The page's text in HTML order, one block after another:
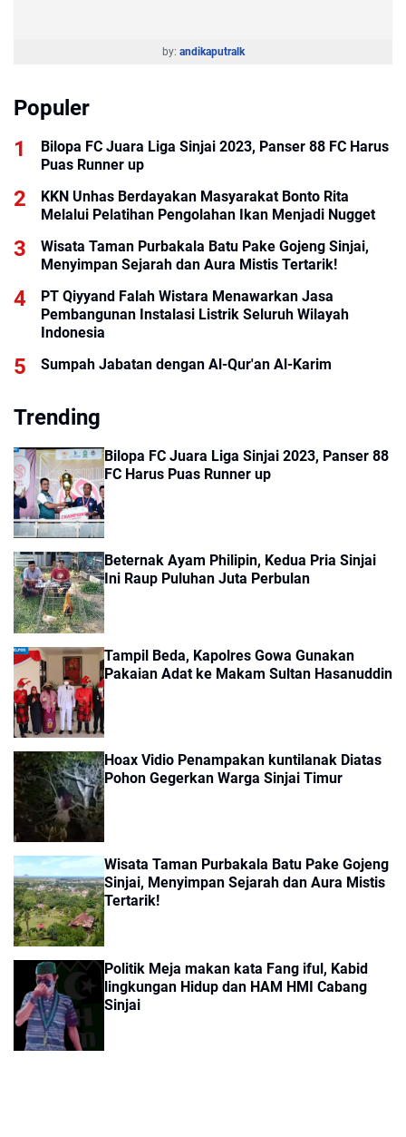
by: andikaputralk
Populer
Bilopa FC Juara Liga Sinjai 2023, Panser 88 FC Harus
Puas Runner up
KKN Unhas Berdayakan Masyarakat Bonto Rita
Melalui Pelatihan Pengolahan Ikan Menjadi Nugget
Wisata Taman Purbakala Batu Pake Gojeng Sinjai,
Menyimpan Sejarah dan Aura Mistis Tertarik!
PT Qiyyand Falah Wistara Menawarkan Jasa
Pembangunan Instalasi Listrik Seluruh Wilayah
Indonesia
Sumpah Jabatan dengan Al-Qur'an Al-Karim
Trending
Bilopa FC Juara Liga Sinjai 2023, Panser 88
FC Harus Puas Runner up
Beternak Ayam Philipin, Kedua Pria Sinjai
Ini Raup Puluhan Juta Perbulan
Tampil Beda, Kapolres Gowa Gunakan
Pakaian Adat ke Makam Sultan Hasanuddin
Hoax Vidio Penampakan kuntilanak Diatas
Pohon Gegerkan Warga Sinjai Timur
Wisata Taman Purbakala Batu Pake Gojeng
Sinjai, Menyimpan Sejarah dan Aura Mistis
Tertarik!
Politik Meja makan kata Fang iful, Kabid
lingkungan Hidup dan HAM HMI Cabang
Sinjai